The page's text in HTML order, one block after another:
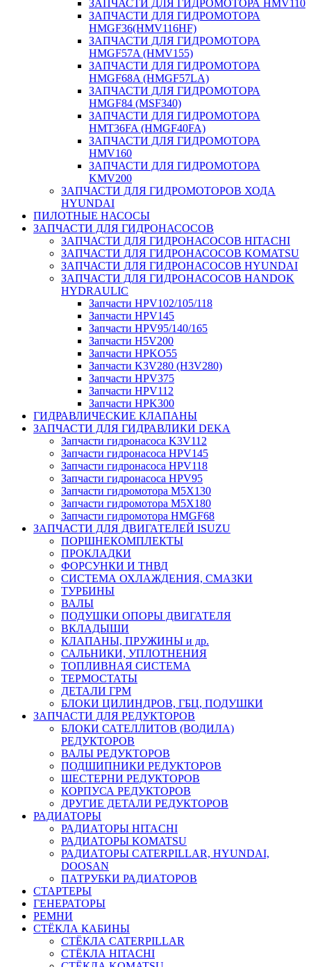
ЗАПЧАСТИ ДЛЯ ГИДРОМОТОРА HMV110
ЗАПЧАСТИ ДЛЯ ГИДРОМОТОРА
HMGF36(HMV116HF)
ЗАПЧАСТИ ДЛЯ ГИДРОМОТОРА
HMGF57A (HMV155)
ЗАПЧАСТИ ДЛЯ ГИДРОМОТОРА
HMGF68A (HMGF57LA)
ЗАПЧАСТИ ДЛЯ ГИДРОМОТОРА
HMGF84 (MSF340)
ЗАПЧАСТИ ДЛЯ ГИДРОМОТОРА
HMT36FA (HMGF40FA)
ЗАПЧАСТИ ДЛЯ ГИДРОМОТОРА
HMV160
ЗАПЧАСТИ ДЛЯ ГИДРОМОТОРА
KMV200
ЗАПЧАСТИ ДЛЯ ГИДРОМОТОРОВ ХОДА
HYUNDAI
ПИЛОТНЫЕ НАСОСЫ
ЗАПЧАСТИ ДЛЯ ГИДРОНАСОСОВ
ЗАПЧАСТИ ДЛЯ ГИДРОНАСОСОВ HITACHI
ЗАПЧАСТИ ДЛЯ ГИДРОНАСОСОВ KOMATSU
ЗАПЧАСТИ ДЛЯ ГИДРОНАСОСОВ HYUNDAI
ЗАПЧАСТИ ДЛЯ ГИДРОНАСОСОВ HANDOK
HYDRAULIC
Запчасти HPV102/105/118
Запчасти HPV145
Запчасти HPV95/140/165
Запчасти H5V200
Запчасти HPKO55
Запчасти K3V280 (H3V280)
Запчасти HPV375
Запчасти HPV112
Запчасти HPK300
ГИДРАВЛИЧЕСКИЕ КЛАПАНЫ
ЗАПЧАСТИ ДЛЯ ГИДРАВЛИКИ DEKA
Запчасти гидронасоса K3V112
Запчасти гидронасоса HPV145
Запчасти гидронасоса HPV118
Запчасти гидронасоса HPV95
Запчасти гидромотора M5X130
Запчасти гидромотора M5X180
Запчасти гидромотора HMGF68
ЗАПЧАСТИ ДЛЯ ДВИГАТЕЛЕЙ ISUZU
ПОРШНЕКОМПЛЕКТЫ
ПРОКЛАДКИ
ФОРСУНКИ И ТНВД
СИСТЕМА ОХЛАЖДЕНИЯ, СМАЗКИ
ТУРБИНЫ
ВАЛЫ
ПОДУШКИ ОПОРЫ ДВИГАТЕЛЯ
ВКЛАДЫШИ
КЛАПАНЫ, ПРУЖИНЫ и др.
САЛЬНИКИ, УПЛОТНЕНИЯ
ТОПЛИВНАЯ СИСТЕМА
ТЕРМОСТАТЫ
ДЕТАЛИ ГРМ
БЛОКИ ЦИЛИНДРОВ, ГБЦ, ПОДУШКИ
ЗАПЧАСТИ ДЛЯ РЕДУКТОРОВ
БЛОКИ САТЕЛЛИТОВ (ВОДИЛА)
РЕДУКТОРОВ
ВАЛЫ РЕДУКТОРОВ
ПОДШИПНИКИ РЕДУКТОРОВ
ШЕСТЕРНИ РЕДУКТОРОВ
КОРПУСА РЕДУКТОРОВ
ДРУГИЕ ДЕТАЛИ РЕДУКТОРОВ
РАДИАТОРЫ
РАДИАТОРЫ HITACHI
РАДИАТОРЫ KOMATSU
РАДИАТОРЫ CATERPILLAR, HYUNDAI,
DOOSAN
ПАТРУБКИ РАДИАТОРОВ
СТАРТЕРЫ
ГЕНЕРАТОРЫ
РЕМНИ
СТЁКЛА КАБИНЫ
СТЁКЛА CATERPILLAR
СТЁКЛА HITACHI